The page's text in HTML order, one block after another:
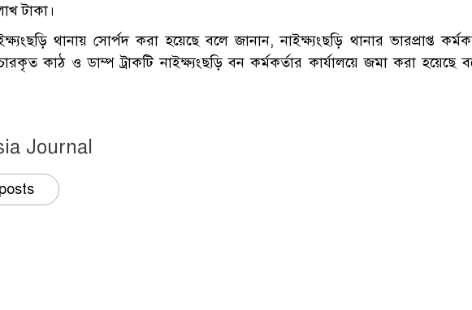
টাকা।
থানায় সোর্পদ করা হয়েছে বলে জানান, নাইক্ষ‌্যংছড়ি থানার ভারপ্রাপ্ত
কাঠ ও ডাম্প ট্রাকটি নাইক্ষ্যংছড়ি বন কর্মকর্তার কার্যালয়ে জমা করা হয়েছে
Journal